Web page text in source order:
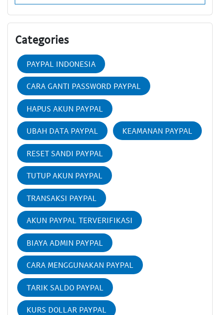
Categories
PAYPAL INDONESIA
CARA GANTI PASSWORD PAYPAL
HAPUS AKUN PAYPAL
UBAH DATA PAYPAL KEAMANAN PAYPAL
RESET SANDI PAYPAL
TUTUP AKUN PAYPAL
TRANSAKSI PAYPAL
AKUN PAYPAL TERVERIFIKASI
BIAYA ADMIN PAYPAL
CARA MENGGUNAKAN PAYPAL
TARIK SALDO PAYPAL
KURS DOLLAR PAYPAL